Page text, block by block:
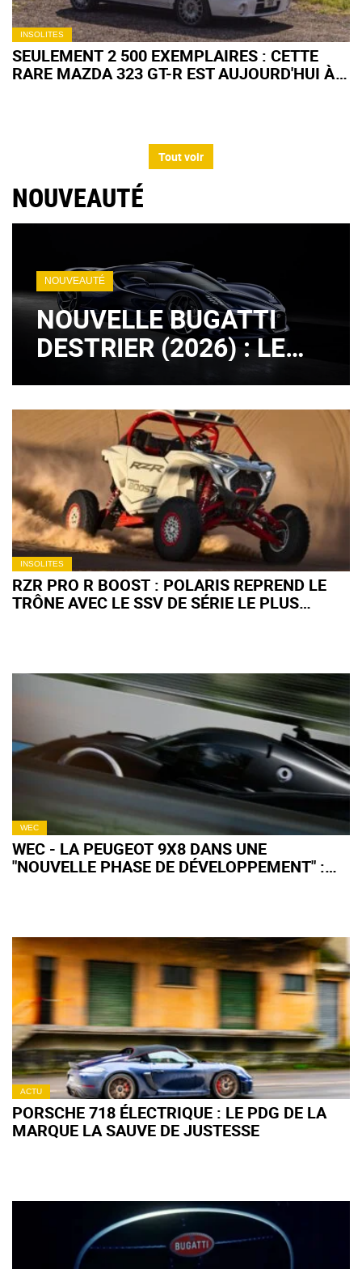
INSOLITES
SEULEMENT 2 500 EXEMPLAIRES : CETTE
RARE MAZDA 323 GT-R EST AUJOURD'HUI À
Tout voir
NOUVEAUTÉ
NOUVEAUTÉ
NOUVELLE BUGATTI
DESTRIER (2026) : LE
LÉGENDAIRE MOTEUR
W16 EST DE RETOUR !
(+ IMAGES)
INSOLITES
RZR PRO R BOOST : POLARIS REPREND LE
TRÔNE AVEC LE SSV DE SÉRIE LE PLUS
WEC
WEC - LA PEUGEOT 9X8 DANS UNE
"NOUVELLE PHASE DE DÉVELOPPEMENT" :
ACTU
PORSCHE 718 ÉLECTRIQUE : LE PDG DE LA
MARQUE LA SAUVE DE JUSTESSE